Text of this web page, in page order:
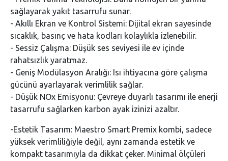
sağlayarak yakıt tasarrufu sunar.
- Akıllı Ekran ve Kontrol Sistemi: Dijital ekran sayesinde
sıcaklık, basınç ve hata kodları kolaylıkla izlenebilir.
- Sessiz Çalışma: Düşük ses seviyesi ile ev içinde
rahatsızlık yaratmaz.
- Geniş Modülasyon Aralığı: Isı ihtiyacına göre çalışma
gücünü ayarlayarak verimlilik sağlar.
- Düşük NOx Emisyonu: Çevreye duyarlı tasarımı ile enerji
tasarrufu sağlarken karbon ayak izinizi azaltır.
-Estetik Tasarım: Maestro Smart Premix kombi, sadece
yüksek verimliliğiyle değil, aynı zamanda estetik ve
kompakt tasarımıyla da dikkat çeker. Minimal ölçüleri